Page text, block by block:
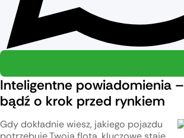
Inteligentne powiadomienia –
bądź o krok przed rynkiem
Gdy dokładnie wiesz, jakiego pojazdu